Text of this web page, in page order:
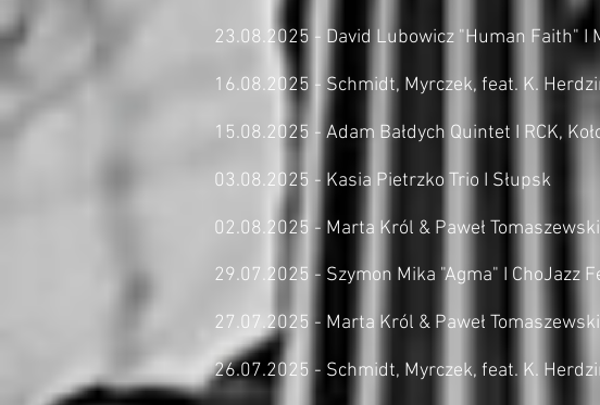
23.08.2025 - David Lubowicz "Human Faith" I
16.08.2025 - Schmidt, Myrczek, feat. K.
15.08.2025 - Adam Bałdych Quintet I RCK,
03.08.2025 - Kasia Pietrzko Trio I Słupsk
02.08.2025 - Marta Król & Paweł
​29.07.2025 - Szymon Mika "Agma" I ChoJazz
​27.07.2025 - Marta Król & Paweł
26.07.2025 - Schmidt, Myrczek, feat. K.